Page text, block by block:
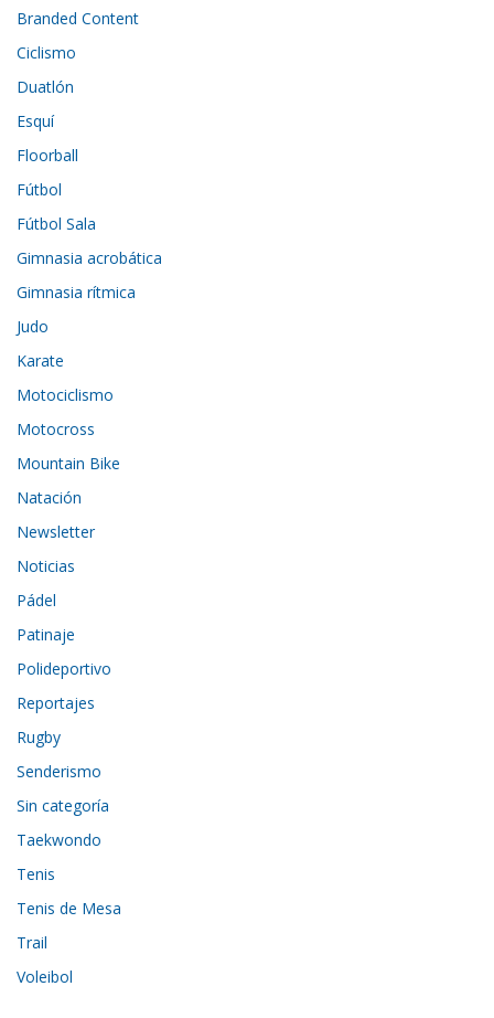
Branded Content
Ciclismo
Duatlón
Esquí
Floorball
Fútbol
Fútbol Sala
Gimnasia acrobática
Gimnasia rítmica
Judo
Karate
Motociclismo
Motocross
Mountain Bike
Natación
Newsletter
Noticias
Pádel
Patinaje
Polideportivo
Reportajes
Rugby
Senderismo
Sin categoría
Taekwondo
Tenis
Tenis de Mesa
Trail
Voleibol